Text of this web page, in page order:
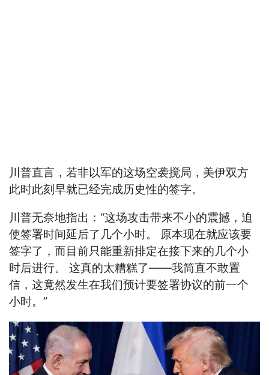
川普直言，若非以军的这场空袭搅局，美伊双方
此时此刻早就已经完成历史性的签字。
川普无奈地指出：“这场攻击带来不小的震撼，迫
使签署时间延后了几个小时。 原本现在就应该要
签字了，而目前只能重新排定在接下来的几个小
时后进行。 这真的太糟糕了——我简直不敢置
信，这竟然发生在我们预计要签署协议的前一个
小时。”